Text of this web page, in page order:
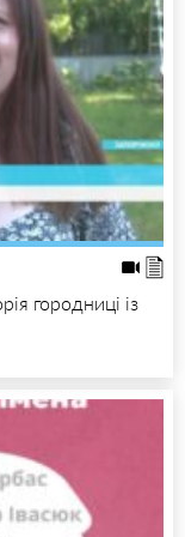
городниці із